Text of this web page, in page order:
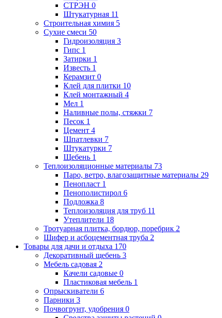
СТРЭН 0
Штукатурная 11
Строительная химия 5
Сухие смеси 50
Гидроизоляция 3
Гипс 1
Затирки 1
Известь 1
Керамзит 0
Клей для плитки 10
Клей монтажный 4
Мел 1
Наливные полы, стяжки 7
Песок 1
Цемент 4
Шпатлевки 7
Штукатурки 7
Щебень 1
Теплоизоляционные материалы 73
Паро, ветро, влагозащитные материалы 29
Пенопласт 1
Пенополистирол 6
Подложка 8
Теплоизоляция для труб 11
Утеплители 18
Тротуарная плитка, бордюр, поребрик 2
Шифер и асбоцементная труба 2
Товары для дачи и отдыха 170
Декоративный щебень 3
Мебель садовая 2
Качели садовые 0
Пластиковая мебель 1
Опрыскиватели 6
Парники 3
Почвогрунт, удобрения 0